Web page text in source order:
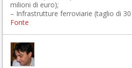
milioni di euro);
– Infrastrutture ferroviarie (taglio di
Fonte